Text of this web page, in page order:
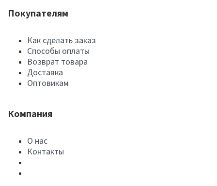
Покупателям
Как сделать заказ
Способы оплаты
Возврат товара
Доставка
Оптовикам
Компания
О нас
Контакты